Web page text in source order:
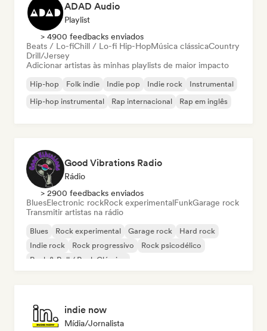
ADAD Audio
Playlist
> 4900 feedbacks enviados
Beats / Lo-fiChill / Lo-fi Hip-HopMúsica clássicaCountry
Drill/Jersey
Adicionar artistas às minhas playlists de maior impacto
Hip-hop Folk indie Indie pop Indie rock
Instrumental
Hip-hop instrumental
Rap internacional Rap em inglês
Good Vibrations Radio
Rádio
> 2900 feedbacks enviados
BluesElectronic rockRock experimentalFunkGarage rock
Transmitir artistas na rádio
Blues Rock experimental Garage rock
Hard rock
Indie rock
Rock progressivo
Rock psicodélico
Rock & Roll / Rock Clássico
indie now
Mídia/Jornalista